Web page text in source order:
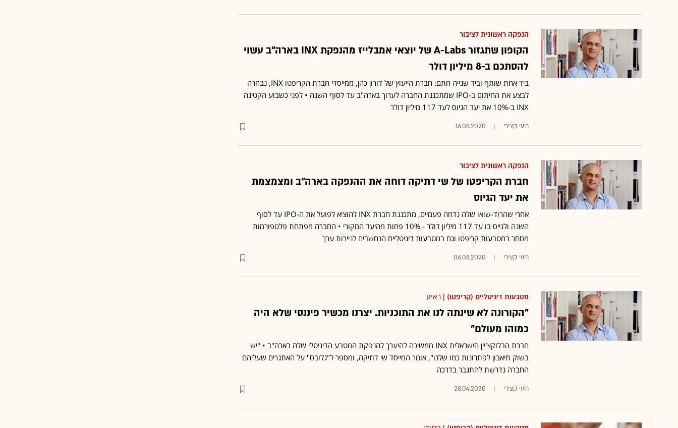
הנפקה ראשונית לציבור
הקופון שתגזור A-Labs של יוצאי אמבלייז מהנפקת INX בארה"ב עשוי
להסתכם ב-8 מיליון דולר
ביד אחת שותף וביד שנייה חתם: חברת הייעוץ של דורון כהן, ממייסדי חברת הקריפטו INX, נבחרה
לבצע את החיתום ב-IPO שמתכננת החברה לערוך בארה"ב עד לסוף השנה • לפני כשבוע הקטינה
INX ב-10% את יעד הגיוס לעד 117 מיליון דולר
רועי קצירי 16.08.2020
הנפקה ראשונית לציבור
חברת הקריפטו של שי דתיקה דוחה את ההנפקה בארה"ב ומצמצמת
את יעד הגיוס
אחרי שהרוד-שואו שלה נדחה פעמיים, מתכננת חברת INX להוציא לפועל את ה-IPO עד לסוף
השנה ולגייס בו עד 117 מיליון דולר - 10% פחות מהיעד המקורי • החברה מפתחת פלטפורמות
מסחר במטבעות קריפטו וגם במטבעות דיגיטליים הנחשבים לניירות ערך
רועי קצירי 06.08.2020
מטבעות דיגיטליים (קריפטו) | ראיון
"הקורונה לא שינתה לנו את התוכניות. יצרנו מכשיר פיננסי שלא היה
כמוהו מעולם"
חברת הבלוקצ'יין הישראלית INX ממשיכה להיערך להנפקת המטבע הדיגיטלי שלה בארה"ב • "יש
בשוק תיאבון לפתרונות כמו שלנו", אומר המייסד שי דתיקה, ומספר ל"גלובס" על האתגרים שעליהם
החברה נדרשת להתגבר בדרכה
רועי קצירי 28.04.2020